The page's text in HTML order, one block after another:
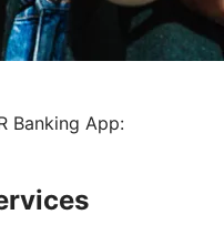
Banking App: